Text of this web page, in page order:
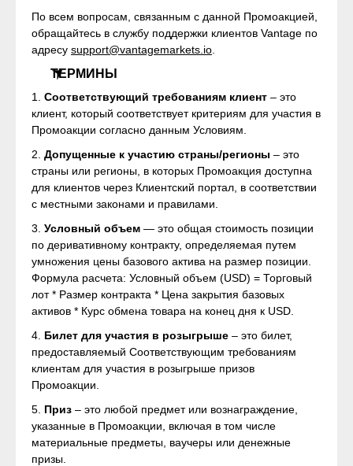
По всем вопросам, связанным с данной Промоакцией,
обращайтесь в службу поддержки клиентов Vantage по
адресу support@vantagemarkets.io
ТЕРМИНЫ
1. Соответствующий требованиям клиент – это
клиент, который соответствует критериям для участия в
Промоакции согласно данным Условиям.
2. Допущенные к участию страны/регионы – это
страны или регионы, в которых Промоакция доступна
для клиентов через Клиентский портал, в соответствии
с местными законами и правилами.
3. Условный объем — это общая стоимость позиции
по деривативному контракту, определяемая путем
умножения цены базового актива на размер позиции.
Формула расчета: Условный объем (USD) = Торговый
лот * Размер контракта * Цена закрытия базовых
активов * Курс обмена товара на конец дня к USD.
4. Билет для участия в розыгрыше – это билет,
предоставляемый Соответствующим требованиям
клиентам для участия в розыгрыше призов
Промоакции.
5. Приз – это любой предмет или вознаграждение,
указанные в Промоакции, включая в том числе
материальные предметы, ваучеры или денежные
призы.